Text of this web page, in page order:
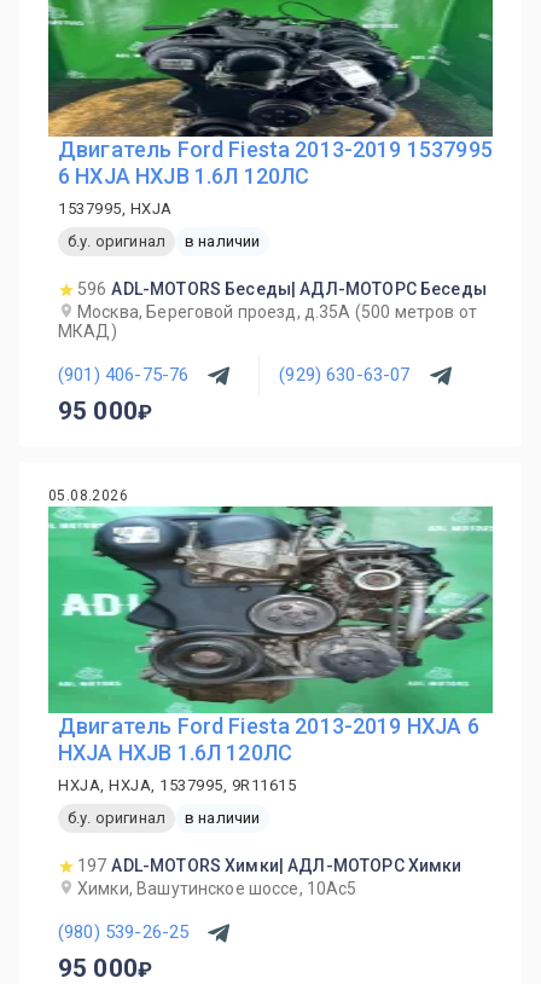
Двигатель Ford Fiesta 2013-2019 1537995
6 HXJA HXJB 1.6Л 120ЛС
1537995, HXJA
б.у. оригинал
в наличии
596 ADL-MOTORS Беседы| АДЛ-МОТОРС Беседы
Москва, Береговой проезд, д.35А (500 метров от
МКАД)
(901) 406-75-76 (929) 630-63-07
95 000
05.08.2026
Двигатель Ford Fiesta 2013-2019 HXJA 6
HXJA HXJB 1.6Л 120ЛС
HXJA, HXJA, 1537995, 9R11615
б.у. оригинал
в наличии
197 ADL-MOTORS Химки| АДЛ-МОТОРС Химки
Химки, Вашутинское шоссе, 10Ас5
(980) 539-26-25
95 000